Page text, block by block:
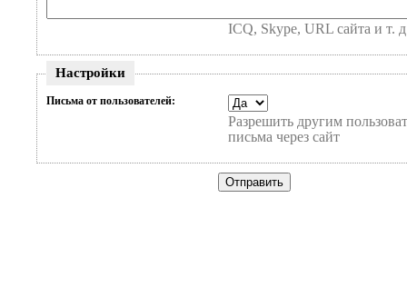
ICQ, Skype, URL сайта и т.
Настройки
Письма от пользователей:
Разрешить другим
письма через сайт